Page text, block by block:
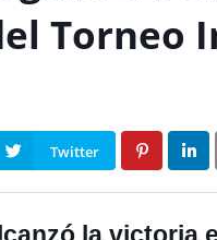
Torneo
Twitter